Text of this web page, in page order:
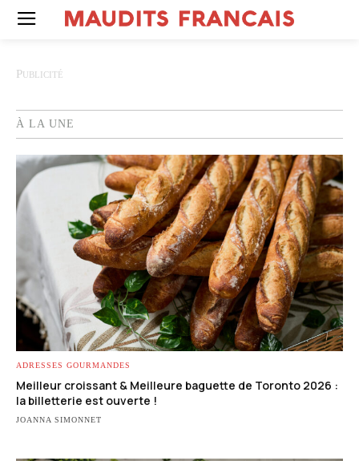
À LA UNE
ADRESSES GOURMANDES
Meilleur croissant & Meilleure baguette de Toronto 2026 :
la billetterie est ouverte !
JOANNA SIMONNET